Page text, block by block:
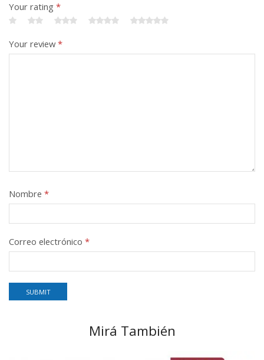
Your rating *
Your review*
Nombre *
Correo electrónico *
Mirá También